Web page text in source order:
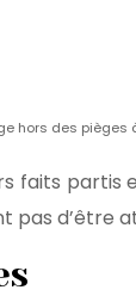
hors des
faits
pas d’être